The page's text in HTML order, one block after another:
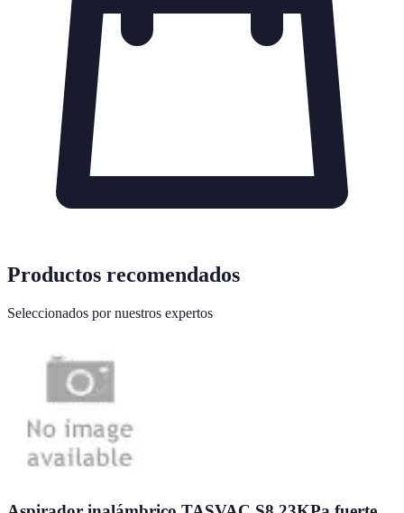
Productos recomendados
Seleccionados por nuestros expertos